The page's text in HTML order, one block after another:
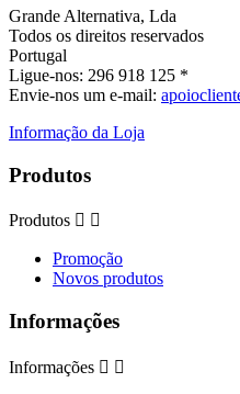
Grande Alternativa, Lda
Todos os direitos reservados
Portugal
Ligue-nos: 296 918 125 *
Envie-nos um e-mail:
Informação da Loja
Produtos
Produtos  
Promoção
Novos produtos
Informações
Informações  